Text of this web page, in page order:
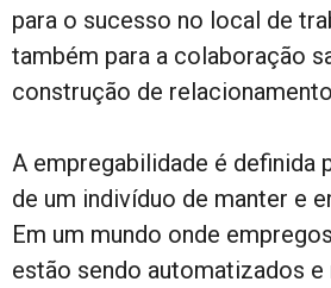
para o sucesso no local de
também para a colaboração
construção de
A empregabilidade é definida
de um indivíduo de manter e
Em um mundo onde
estão sendo automatizados e